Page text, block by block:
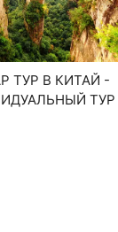
ТУР В КИТАЙ -
ТУР